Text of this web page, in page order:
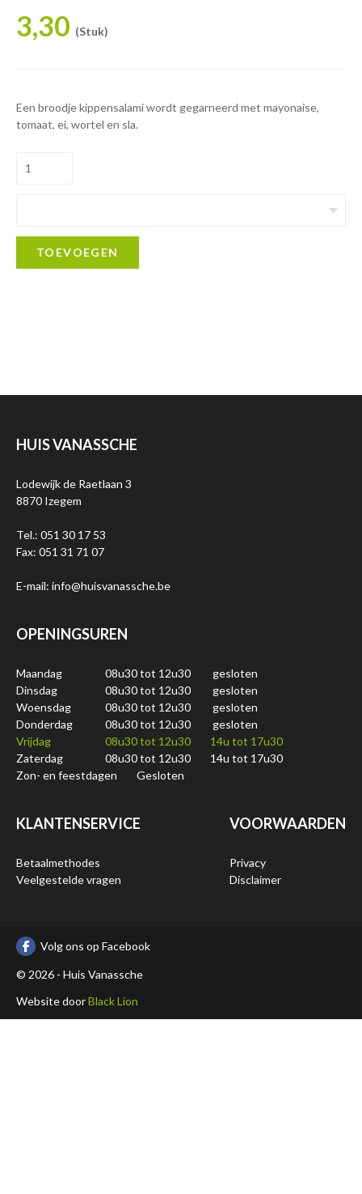
3,30 (Stuk)
Een broodje kippensalami wordt gegarneerd met mayonaise,
tomaat, ei, wortel en sla.
TOEVOEGEN
HUIS VANASSCHE
Lodewijk de Raetlaan 3
8870 Izegem
Tel.: 051 30 17 53
Fax: 051 31 71 07
E-mail: info@huisvanassche.be
OPENINGSUREN
Maandag 08u30 tot 12u30
gesloten
Dinsdag
08u30 tot 12u30
gesloten
Woensdag
08u30 tot 12u30
gesloten
Donderdag
08u30 tot 12u30
gesloten
Vrijdag
08u30 tot 12u30
14u tot 17u30
Zaterdag
08u30 tot 12u30
14u tot 17u30
Zon- en feestdagen
Gesloten
KLANTENSERVICE
Betaalmethodes
Veelgestelde vragen
VOORWAARDEN
Privacy
Disclaimer
Volg ons op Facebook
© 2026 - Huis Vanassche
Website doorBlack Lion